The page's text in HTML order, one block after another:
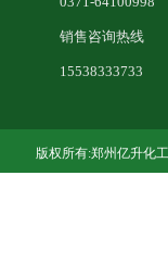
销售咨询热线
15538333733
版权所有:郑州亿升化